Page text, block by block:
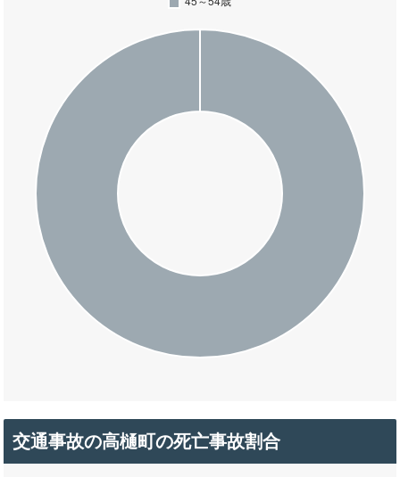
交通事故の高樋町の死亡事故割合